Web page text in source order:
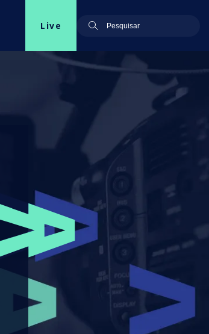
Live